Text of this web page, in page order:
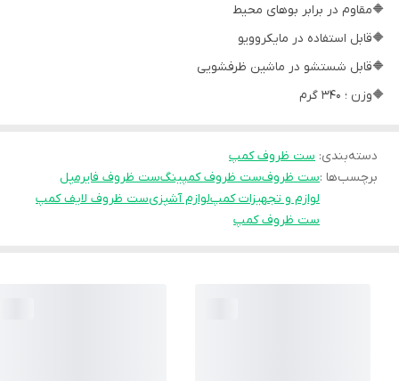
🔶مقاوم در برابر بوهای محیط
🔶قابل استفاده در مایکروویو
🔶قابل شستشو در ماشین ظرفشویی
🔶وزن ؛ 340 گرم
دسته‌بندی: ست ظروف کمپ
برچسب‌ها :ست ظروفست ظروف کمپینگست ظروف فایرمپل
لوازم و تجهیزات کمپلوازم آشپزیست ظروف لایف کمپ
ست ظروف کمپ